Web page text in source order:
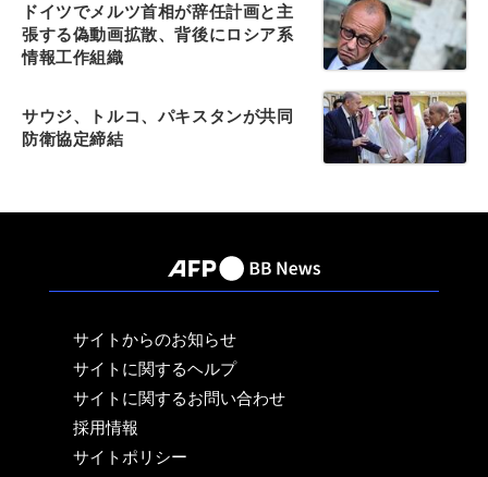
ドイツでメルツ首相が辞任計画と主
張する偽動画拡散、背後にロシア系
情報工作組織
サウジ、トルコ、パキスタンが共同
防衛協定締結
サイトからのお知らせ
サイトに関するヘルプ
サイトに関するお問い合わせ
採用情報
サイトポリシー